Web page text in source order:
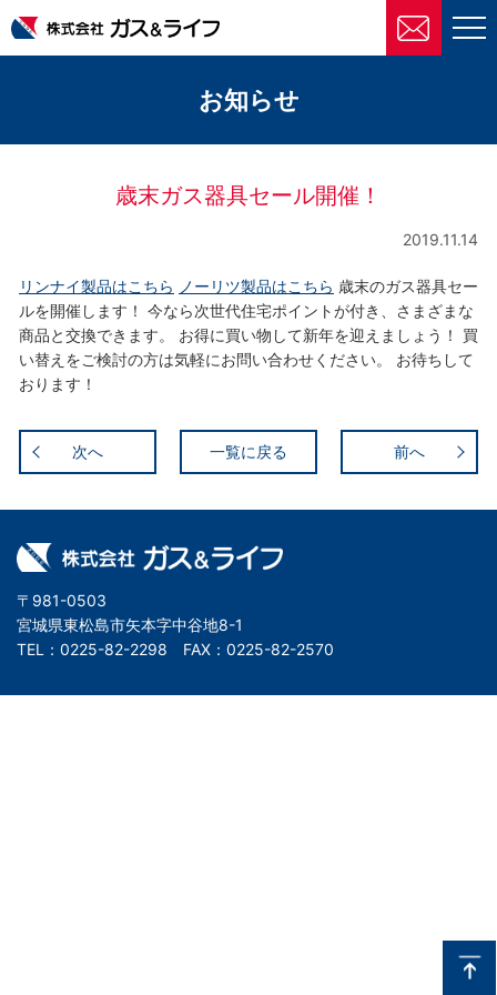
お知らせ
歳末ガス器具セール開催！
2019.11.14
リンナイ製品はこちら ノーリツ製品はこちら 歳末のガス器具セー
ルを開催します！ 今なら次世代住宅ポイントが付き、さまざまな
商品と交換できます。 お得に買い物して新年を迎えましょう！ 買
い替えをご検討の方は気軽にお問い合わせください。 お待ちして
おります！
次へ 前へ
一覧に戻る
〒981-0503
宮城県東松島市矢本字中谷地8-1
TEL： 0225-82-2298 FAX：0225-82-2570